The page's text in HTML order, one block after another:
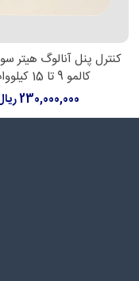
اطلاعات بیشتر
کنترل پنل آنالوگ هیتر
کالمو 9 تا 15 کیلووات
230,000,000 ریال